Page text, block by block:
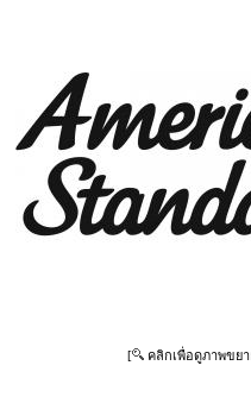
[ คลิกเพื่อดูภาพขยา